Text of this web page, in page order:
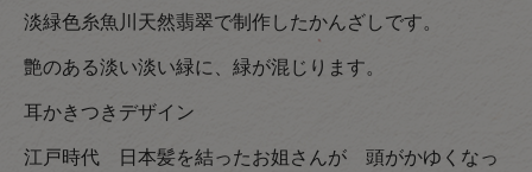
淡緑色糸魚川天然翡翠で制作したかんざしです。
艶のある淡い淡い緑に、緑が混じります。
耳かきつきデザイン
江戸時代 日本髪を結ったお姐さんが 頭がかゆくなっ